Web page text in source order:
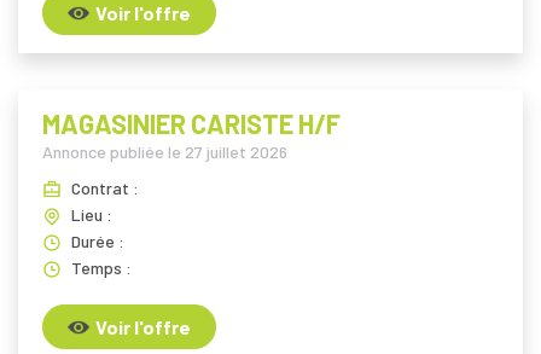
Voir l'offre
MAGASINIER CARISTE H/F
Annonce publiée le 27 juillet 2026
Contrat :
Lieu :
Durée :
Temps :
Voir l'offre